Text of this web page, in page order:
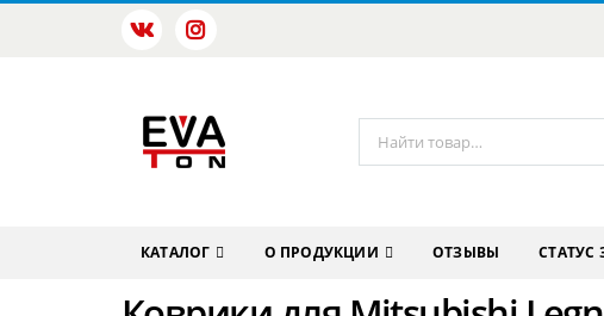
КАТАЛОГ О ПРОДУКЦИИ ОТЗЫВЫ СТАТУС